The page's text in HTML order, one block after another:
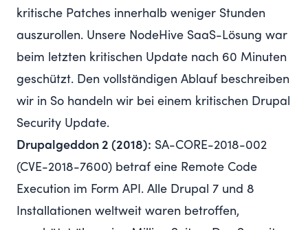
kritische Patches innerhalb weniger Stunden
auszurollen. Unsere NodeHive SaaS-Lösung war
beim letzten kritischen Update nach 60 Minuten
geschützt. Den vollständigen Ablauf beschreiben
wir in So handeln wir bei einem kritischen Drupal
Security Update.
Drupalgeddon 2 (2018): SA-CORE-2018-002
(CVE-2018-7600) betraf eine Remote Code
Execution im Form API. Alle Drupal 7 und 8
Installationen weltweit waren betroffen,